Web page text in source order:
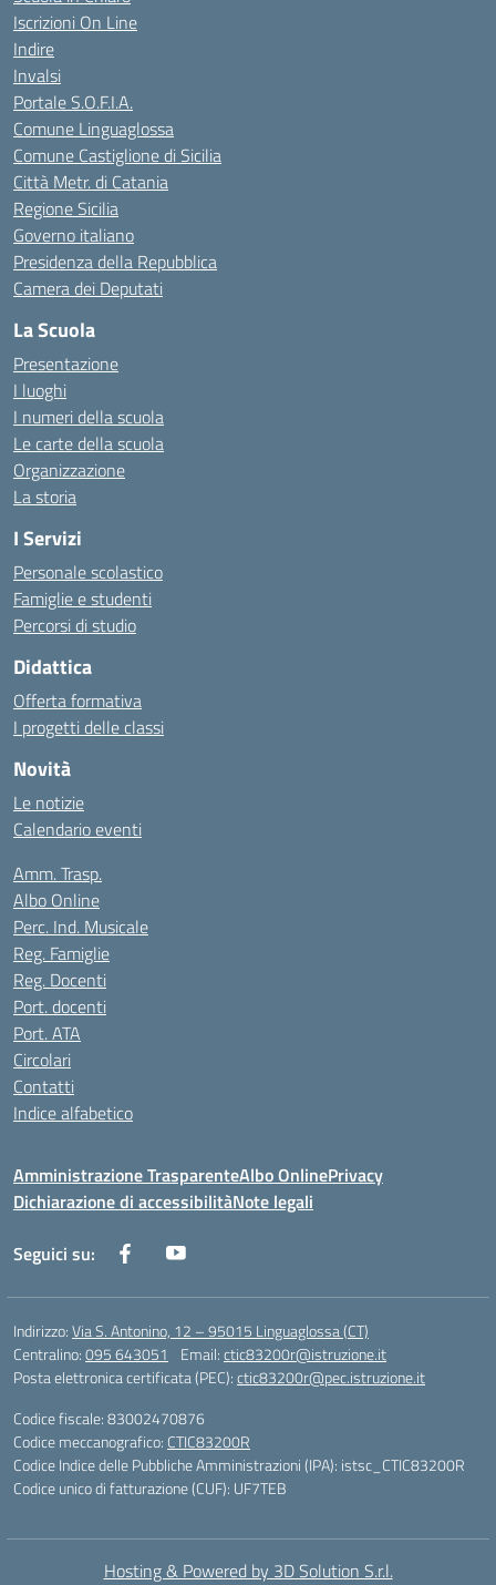
Iscrizioni On Line
Indire
Invalsi
Portale S.O.F.I.A.
Comune Linguaglossa
Comune Castiglione di Sicilia
Città Metr. di Catania
Regione Sicilia
Governo italiano
Presidenza della Repubblica
Camera dei Deputati
La Scuola
Presentazione
I luoghi
I numeri della scuola
Le carte della scuola
Organizzazione
La storia
I Servizi
Personale scolastico
Famiglie e studenti
Percorsi di studio
Didattica
Offerta formativa
I progetti delle classi
Novità
Le notizie
Calendario eventi
Amm. Trasp.
Albo Online
Perc. Ind. Musicale
Reg. Famiglie
Reg. Docenti
Port. docenti
Port. ATA
Circolari
Contatti
Indice alfabetico
Amministrazione TrasparenteAlbo OnlinePrivacy
Dichiarazione di accessibilitàNote legali
Seguici su:
Indirizzo:Via S. Antonino, 12 – 95015 Linguaglossa (CT)
Centralino:095 643051 Email:ctic83200r@istruzione.it
Posta elettronica certificata (PEC):ctic83200r@pec.istruzione.it
Codice fiscale: 83002470876
Codice meccanografico: CTIC83200R
Codice Indice delle Pubbliche Amministrazioni (IPA): istsc_CTIC83200R
Codice unico di fatturazione (CUF): UF7TEB
Hosting & Powered by 3D Solution S.r.l.